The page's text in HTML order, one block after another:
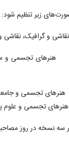
زیر تنظیم شود:
و گرافیک،
هنرهای تجسمی و
هنرهای تجسمی و
تجسمی و علوم
سه نسخه در روز